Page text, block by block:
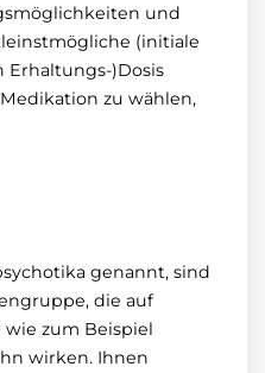
und
(initiale
Erhaltungs-)Dosis
zu wählen,
genannt, sind
die auf
zum Beispiel
wirken. Ihnen